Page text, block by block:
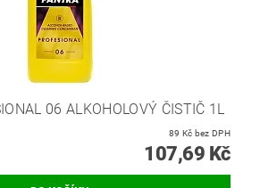
06 ALKOHOLOVÝ ČISTIČ 1L
89 Kč bez DPH
107,69 Kč